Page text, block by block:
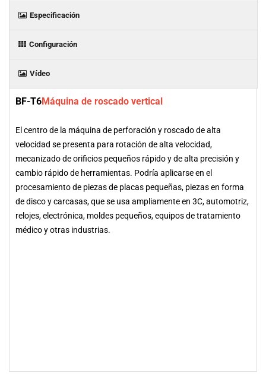
Especificación
Configuración
Vídeo
BF-T6Máquina de roscado vertical
El centro de la máquina de perforación y roscado de alta
velocidad se presenta para rotación de alta velocidad,
mecanizado de orificios pequeños rápido y de alta precisión y
cambio rápido de herramientas. Podría aplicarse en el
procesamiento de piezas de placas pequeñas, piezas en forma
de disco y carcasas, que se usa ampliamente en 3C, automotriz,
relojes, electrónica, moldes pequeños, equipos de tratamiento
médico y otras industrias.